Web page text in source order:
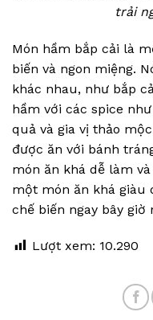
trải
Món hầm bắp cải là
biến và ngon miệng.
khác nhau, như bắp
hầm với các spice
quả và gia vị thảo
được ăn với bánh
món ăn khá dễ làm
một món ăn khá giàu
chế biến ngay bây giờ
Lượt xem: 10.290